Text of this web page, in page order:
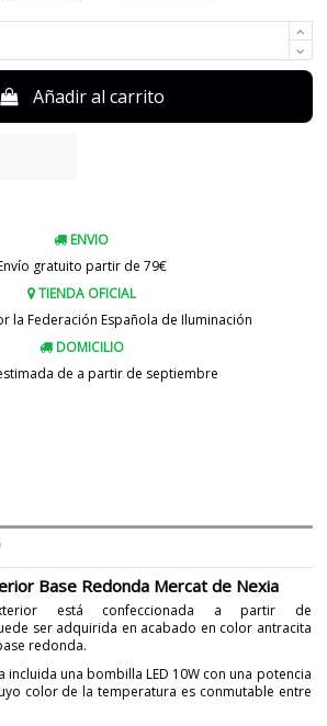
Añadir al carrito
ENVIO
gratuito partir de 79€
TIENDA OFICIAL
la Federación Española de Iluminación
DOMICILIO
de a partir de septiembre
Base Redonda Mercat de Nexia
está confeccionada a partir de
ser adquirida en acabado en color antracita
redonda.
incluida una bombilla LED 10W con una potencia
color de la temperatura es conmutable entre